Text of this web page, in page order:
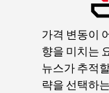
가격 변동이
향을 미치는
뉴스가 추적
략을 선택하